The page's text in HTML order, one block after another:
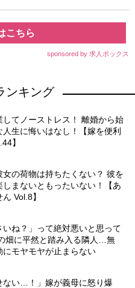
こちら
sponsored by 求人ボックス
ンキング
てノーストレス！ 離婚から始
生に悔いはなし！【嫁を便利
】
の荷物は持ちたくない？ 彼を
まないともったいない！【あ
Vol.8】
いね？」って絶対悪いと思って
畑に平然と踏み入る隣人…無
モヤモヤが止まらない
ない…！」嫁が義母に怒り爆